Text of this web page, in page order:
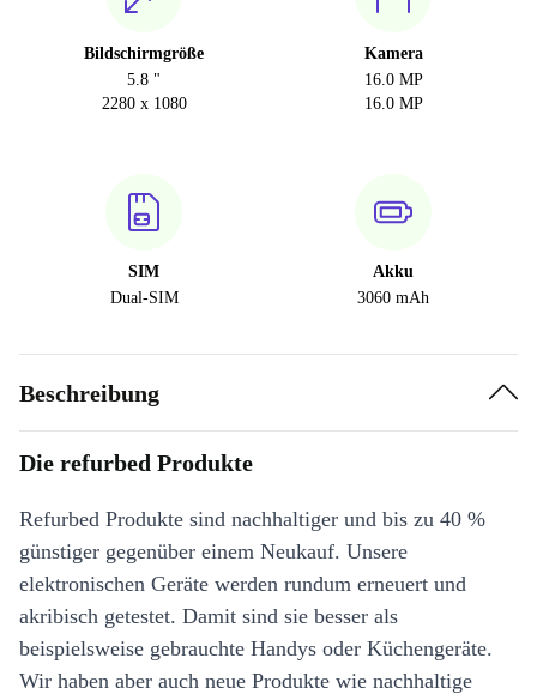
Bildschirmgröße
5.8 "
2280 x 1080
Kamera
16.0 MP
16.0 MP
SIM
Dual-SIM
Akku
3060 mAh
Beschreibung
Die refurbed Produkte
Refurbed Produkte sind nachhaltiger und bis zu 40 %
günstiger gegenüber einem Neukauf. Unsere
elektronischen Geräte werden rundum erneuert und
akribisch getestet. Damit sind sie besser als
beispielsweise gebrauchte Handys oder Küchengeräte.
Wir haben aber auch neue Produkte wie nachhaltige